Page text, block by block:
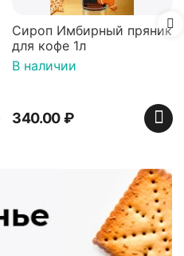
Сироп Имбирный пряник
для кофе 1л
В наличии
340.00₽